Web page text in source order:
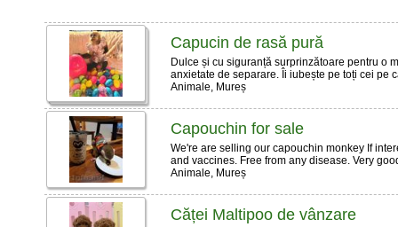
Capucin de rasă pură
Dulce și cu siguranță surprinzătoare pentru o
anxietate de separare. Îi iubește pe toți cei pe
Animale, Mureș
Capouchin for sale
We're are selling our capouchin monkey If
and vaccines. Free from any disease. Very
Animale, Mureș
Căței Maltipoo de vânzare